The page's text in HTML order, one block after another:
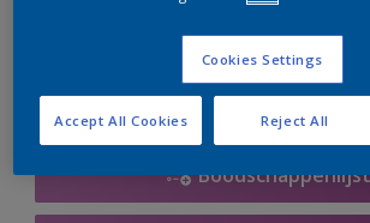
Boodschappenlijst
Cookies Settings
Reject All
Accept All Cookies